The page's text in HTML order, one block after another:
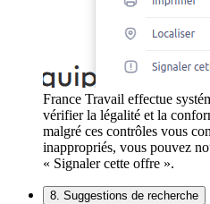
France Travail effectue
vérifier la légalité et la
malgré ces contrôles vous
inappropriés, vous pouvez
« Signaler cette offre ».
8. Suggestions de recherche